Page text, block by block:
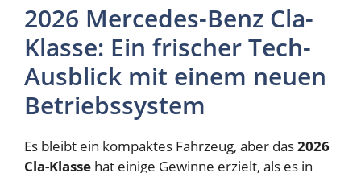
2026 Mercedes-Benz Cla-
Klasse: Ein frischer Tech-
Ausblick mit einem neuen
Betriebssystem
Es bleibt ein kompaktes Fahrzeug, aber das2026
Cla-Klasse hat einige Gewinne erzielt, als es in